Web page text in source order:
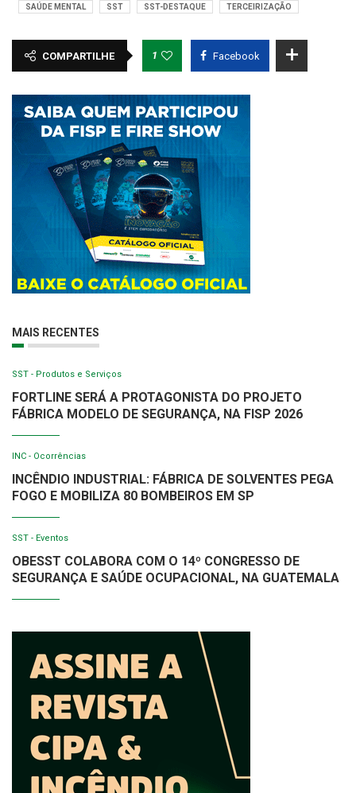
SAÚDE MENTAL SST SST-DESTAQUE TERCEIRIZAÇÃO
COMPARTILHE 1 Facebook
MAIS RECENTES
SST - Produtos e Serviços
FORTLINE SERÁ A PROTAGONISTA DO PROJETO
FÁBRICA MODELO DE SEGURANÇA, NA FISP 2026
INC - Ocorrências
INCÊNDIO INDUSTRIAL: FÁBRICA DE SOLVENTES PEGA
FOGO E MOBILIZA 80 BOMBEIROS EM SP
SST - Eventos
OBESST COLABORA COM O 14º CONGRESSO DE
SEGURANÇA E SAÚDE OCUPACIONAL, NA GUATEMALA